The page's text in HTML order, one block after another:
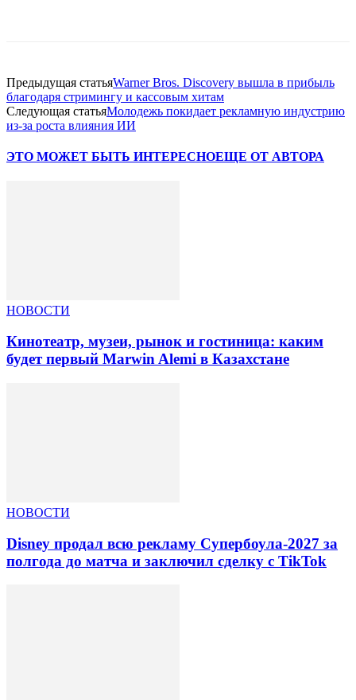
Предыдущая статьяWarner Bros. Discovery вышла в прибыль
благодаря стримингу и кассовым хитам
Следующая статьяМолодежь покидает рекламную индустрию
из-за роста влияния ИИ
ЭТО МОЖЕТ БЫТЬ ИНТЕРЕСНОЕЩЕ ОТ АВТОРА
НОВОСТИ
Кинотеатр, музеи, рынок и гостиница: каким
будет первый Marwin Alemi в Казахстане
НОВОСТИ
Disney продал всю рекламу Супербоула-2027 за
полгода до матча и заключил сделку с TikTok